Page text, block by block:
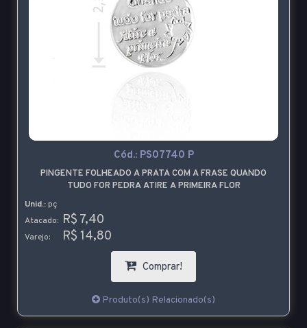
Cód.: PS07740 P
PINGENTE FOLHEADO A PRATA COM A FRASE QUANDO
TUDO FOR PEDRA ATIRE A PRIMEIRA FLOR
Unid.: pç
Atacado: R$ 7,40
Varejo: R$ 14,80
Comprar!
Produto(s) Relacionado(s)